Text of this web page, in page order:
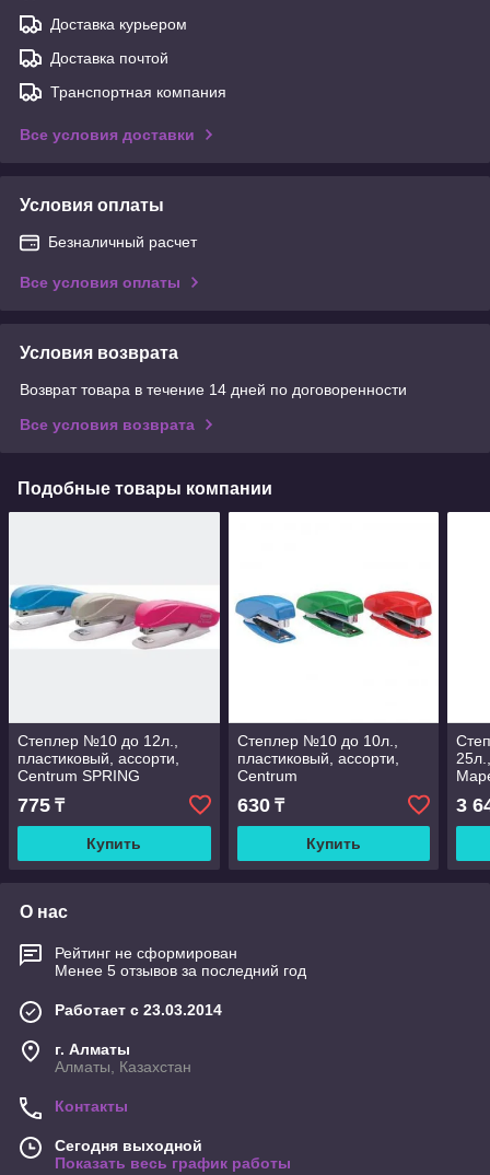
Доставка курьером
Доставка почтой
Транспортная компания
Все условия доставки
Условия оплаты
Безналичный расчет
Все условия оплаты
Условия возврата
Возврат товара в течение 14 дней по договоренности
Все условия возврата
Подобные товары компании
Степлер №10 до 12л.,
пластиковый, ассорти,
Centrum SPRING
775 ₸
Купить
Степлер №10 до 10л.,
пластиковый, ассорти,
Centrum
630₸
Купить
3
О нас
Рейтинг не сформирован
Менее 5 отзывов за последний год
Работает с 23.03.2014
г. Алматы
Алматы, Казахстан
Контакты
Сегодня выходной
Показать весь график работы